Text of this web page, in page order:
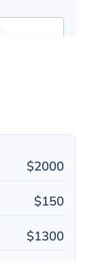
$2000
$150
$1300